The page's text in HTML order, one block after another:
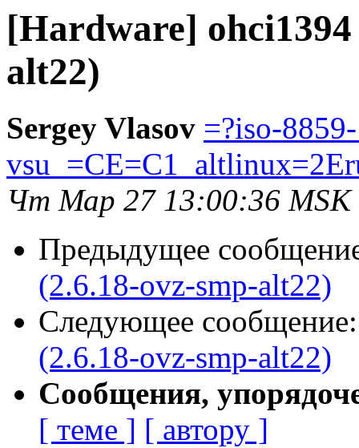
[Hardware] ohci1394
alt22)
Sergey Vlasov =?iso-
Чт Мар 27 13:00:36 MSK
Предыдущее
(2.6.18-ovz-smp-alt22)
Следующее
(2.6.18-ovz-smp-alt22)
Сообщения,
[ теме ] [ автору ]